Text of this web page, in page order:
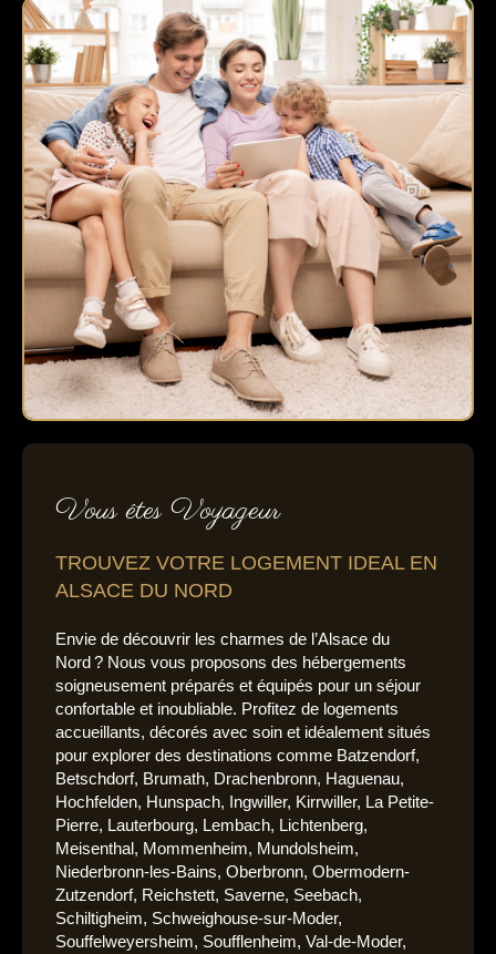
Vous êtes Voyageur
TROUVEZ VOTRE LOGEMENT IDEAL EN
ALSACE DU NORD
Envie de découvrir les charmes de l’Alsace du
Nord ? Nous vous proposons des hébergements
soigneusement préparés et équipés pour un séjour
confortable et inoubliable. Profitez de logements
accueillants, décorés avec soin et idéalement situés
pour explorer des destinations comme Batzendorf,
Betschdorf, Brumath, Drachenbronn, Haguenau,
Hochfelden, Hunspach, Ingwiller, Kirrwiller, La Petite-
Pierre, Lauterbourg, Lembach, Lichtenberg,
Meisenthal, Mommenheim, Mundolsheim,
Niederbronn-les-Bains, Oberbronn, Obermodern-
Zutzendorf, Reichstett, Saverne, Seebach,
Schiltigheim, Schweighouse-sur-Moder,
Souffelweyersheim, Soufflenheim, Val-de-Moder,